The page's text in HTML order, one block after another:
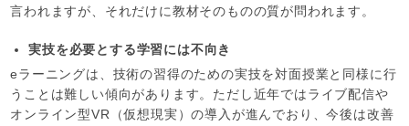
言われますが、それだけに教材そのものの質が問われます。
実技を必要とする学習には不向き
eラーニングは、技術の習得のための実技を対面授業と同様に行
うことは難しい傾向があります。ただし近年ではライブ配信や
オンライン型VR（仮想現実）の導入が進んでおり、今後は改善